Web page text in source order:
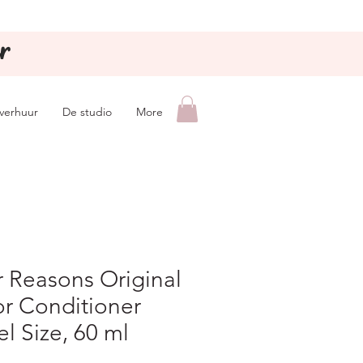
De studio More
Reasons Original
Conditioner
Size, 60 ml